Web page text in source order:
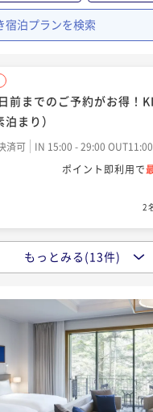
宿泊プランを検索
前までのご予約がお得！
まり）
済可
IN 15:00 - 29:00 OUT11:00
ポイント即利用で
2
部屋のみで自由に楽しむ
済可 事前決済可
IN 15:00 -
ポイント即利用で
2
もっとみる(13件)